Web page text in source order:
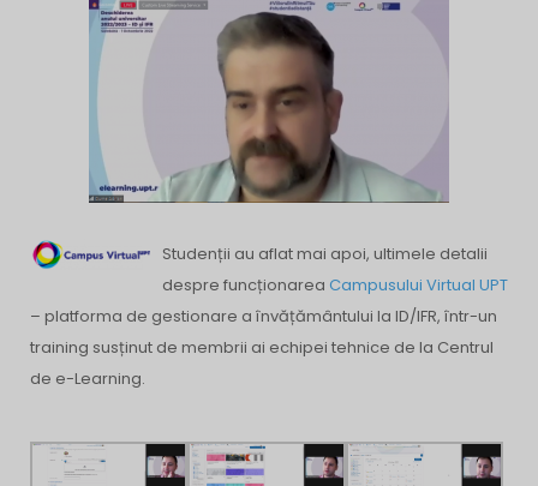
Studenții au aflat mai apoi, ultimele detalii
despre funcționarea Campusului Virtual UPT
– platforma de gestionare a învățământului la ID/IFR, într-un
training susținut de membrii ai echipei tehnice de la Centrul
de e-Learning.